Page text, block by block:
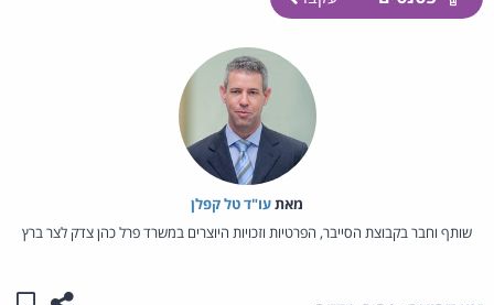
מאת‏עו"ד טל קפלן
שותף וחבר בקבוצת הסייבר, הפרטיות וזכויות היוצרים במשרד פרל כהן צדק לצר ברץ